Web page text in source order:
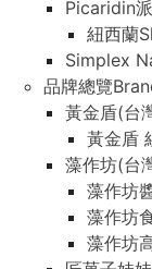
Picaridin
紐西蘭
Simplex
品牌總覽
黃金盾(台
黃金盾
藻作坊(台
藻作坊
藻作坊
藻作坊